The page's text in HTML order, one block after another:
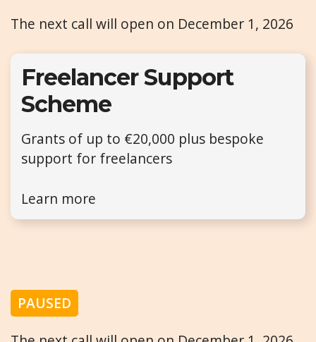
The next call will open on December 1, 2026
Freelancer Support
Scheme
Grants of up to €20,000 plus bespoke
support for freelancers
Learn more
PAUSED